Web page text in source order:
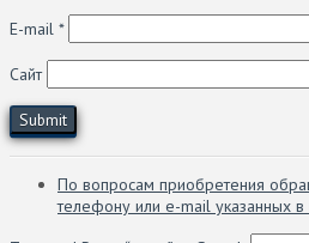
E-mail *
Сайт
По вопросам приобретения
телефону или e-mail указанных в